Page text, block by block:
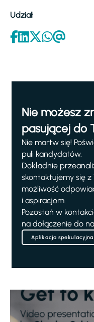
Udział
Nie możesz
pasującej do
Nie martw się!
puli kandydatów.
Dokładnie
skontaktujemy się
możliwość
i aspiracjom.
Pozostań w
na dołączenie do
Aplikacja spekulacyjna